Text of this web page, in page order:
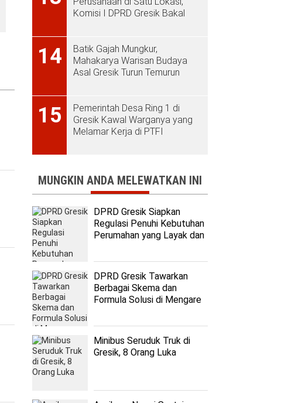
Komisi I DPRD Gresik Bakal
14
Batik Gajah Mungkur,
Mahakarya Warisan Budaya
Asal Gresik Turun Temurun
15
Pemerintah Desa Ring 1 di
Gresik Kawal Warganya yang
Melamar Kerja di PTFI
MUNGKIN ANDA MELEWATKAN INI
DPRD Gresik Siapkan
Regulasi Penuhi Kebutuhan
Perumahan yang Layak dan
DPRD Gresik Tawarkan
Berbagai Skema dan
Formula Solusi di Mengare
Minibus Seruduk Truk di
Gresik, 8 Orang Luka